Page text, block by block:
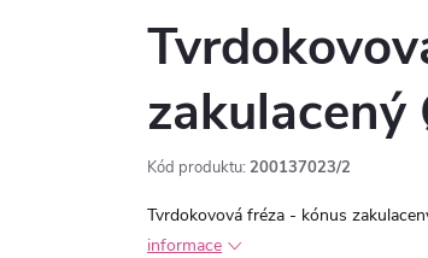
Kód produktu: 200137023/2
Tvrdokovová fréza - kónus
informace